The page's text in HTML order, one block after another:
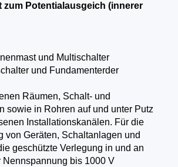
zum Potentialausgeich (innerer
und Multischalter
und Fundamenterder
Räumen, Schalt- und
sowie in Rohren auf und unter Putz
Installationskanälen. Für die
von Geräten, Schaltanlagen und
geschützte Verlegung in und an
Nennspannung bis 1000 V